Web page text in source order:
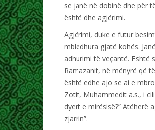
se janë në dobinë dhe për
është dhe agjërimi.
Agjërimi, duke e futur
mbledhura gjatë kohës.
adhurimi të veçantë. Është
Ramazanit, në mënyrë që
është edhe ajo se ai e
Zotit, Muhammedit a.s., i
dyert e mirësisë?” Atëherë
zjarrin”.